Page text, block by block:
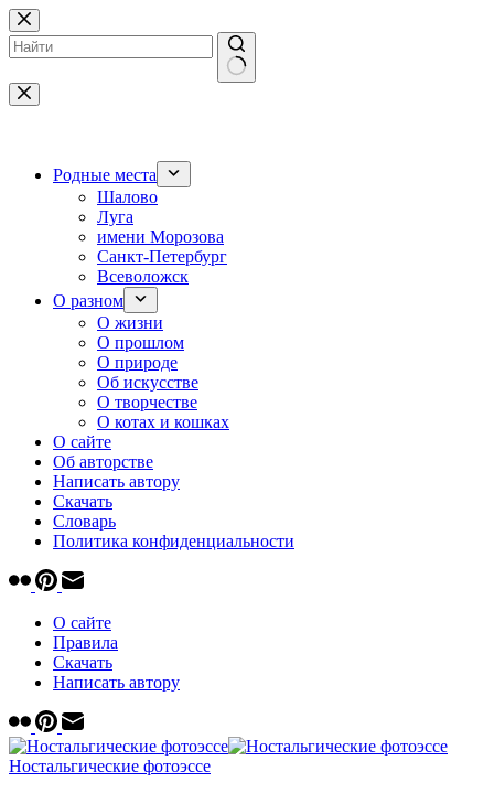
Перейти
к
сути
Ничего
не
Родные места
Шалово
Луга
имени Морозова
Санкт-Петербург
Всеволожск
О разном
О жизни
О прошлом
О природе
Об искусстве
О творчестве
О котах и кошках
О сайте
Об авторстве
Написать автору
Скачать
Cловарь
Политика конфиденциальности
О сайте
Правила
Скачать
Написать автору
Ностальгические фотоэссе